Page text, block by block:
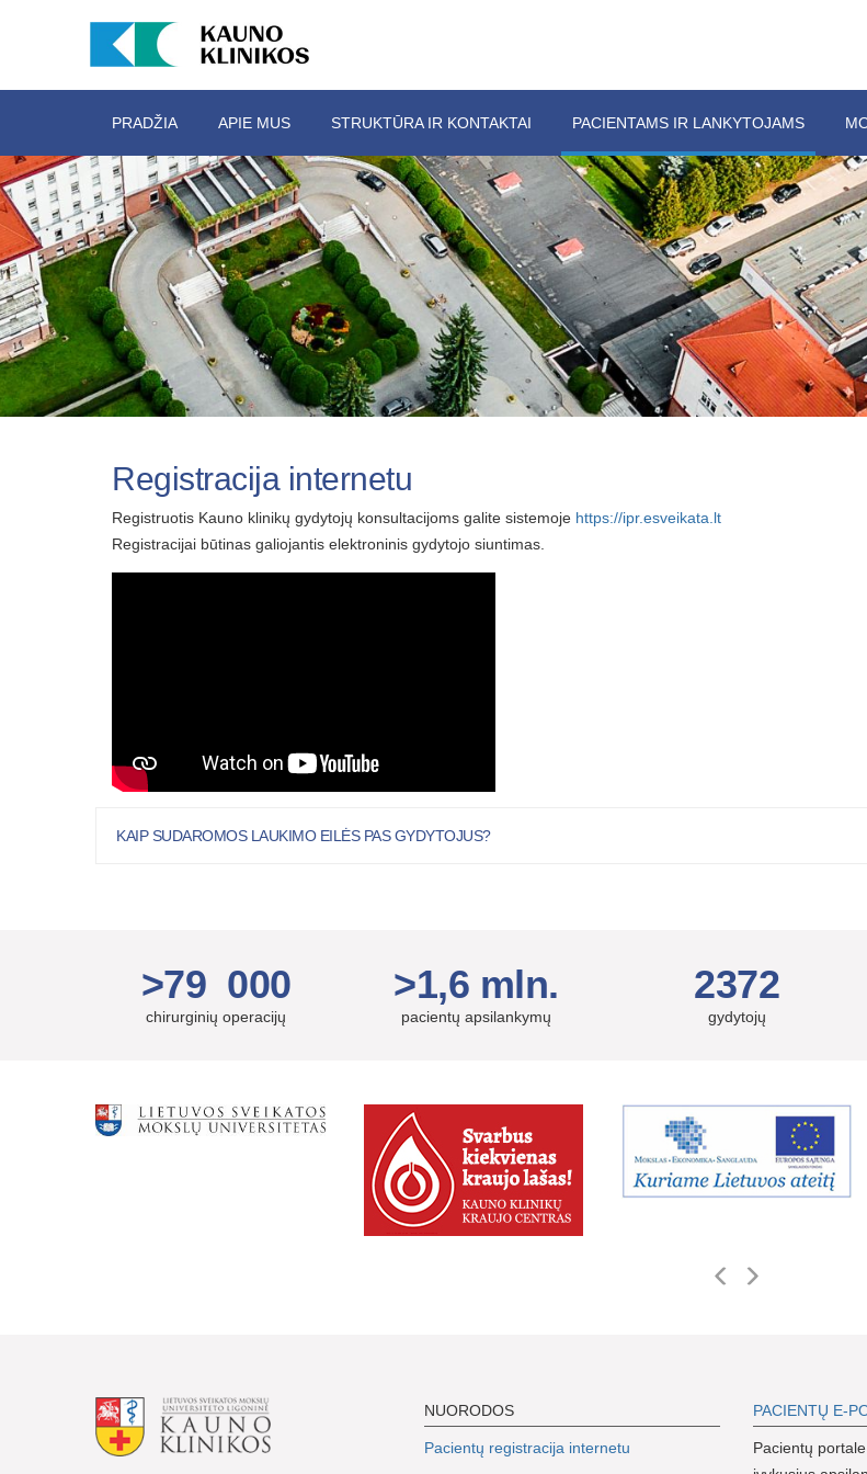
PRADŽIA APIE MUS STRUKTŪRA IR KONTAKTAI PACIENTAMS IR LANKYTOJAMS
Registracija internetu
Registruotis Kauno klinikų gydytojų konsultacijoms galite sistemoje https://ipr.esveikata.lt
Registracijai būtinas galiojantis elektroninis gydytojo siuntimas.
KAIP SUDAROMOS LAUKIMO EILĖS PAS GYDYTOJUS?
>79 000
chirurginių operacijų
>1,6 mln.
pacientų apsilankymų
2372
gydytojų
NUORODOS
Pacientų registracija internetu
PACIENTŲ E-
Pacientų